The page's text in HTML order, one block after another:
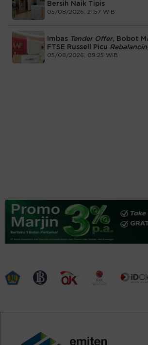
Bersih Naik Tipis
05/08/2026, 21:57 WIB
Imbas Tender Offer, Bobot
FTSE Russell Picu
05/08/2026, 09:25 WIB